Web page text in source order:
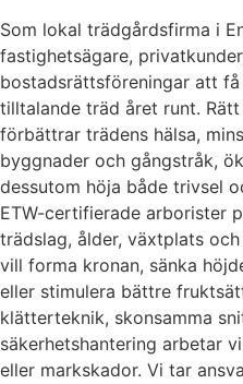
Som lokal trädgårdsfirma i
fastighetsägare,
bostadsrättsföreningar att
tilltalande träd året runt.
förbättrar trädens hälsa,
byggnader och gångstråk,
dessutom höja både trivsel
ETW-certifierade arborister
trädslag, ålder, växtplats
vill forma kronan, sänka
eller stimulera bättre
klätterteknik, skonsamma
säkerhetshantering arbetar
eller markskador. Vi tar